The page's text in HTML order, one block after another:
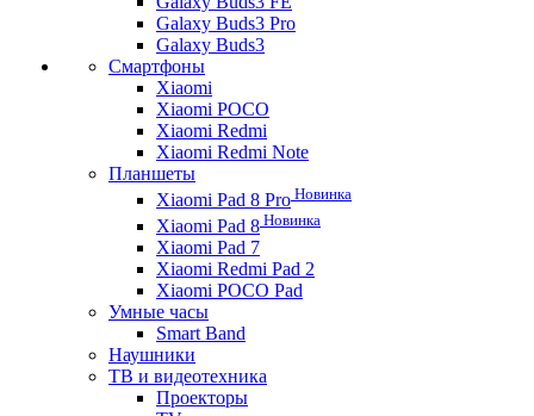
Galaxy Buds3 Pro
Galaxy Buds3
Смартфоны
Xiaomi
Xiaomi POCO
Xiaomi Redmi
Xiaomi Redmi Note
Планшеты
Xiaomi Pad 8 Pro Новинка
Xiaomi Pad 8 Новинка
Xiaomi Pad 7
Xiaomi Redmi Pad 2
Xiaomi POCO Pad
Умные часы
Smart Band
Наушники
ТВ и видеотехника
Проекторы